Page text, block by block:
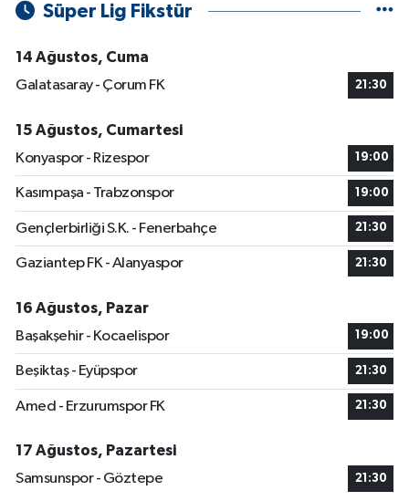
Süper Lig Fikstür
14 Ağustos, Cuma
Galatasaray - Çorum FK
21:30
15 Ağustos, Cumartesi
Konyaspor - Rizespor
19:00
Kasımpaşa - Trabzonspor 19:00
Gençlerbirliği S.K. - Fenerbahçe 21:30
Gaziantep FK - Alanyaspor 21:30
16 Ağustos, Pazar
Başakşehir - Kocaelispor
19:00
Beşiktaş - Eyüpspor 21:30
Amed - Erzurumspor FK 21:30
17 Ağustos, Pazartesi
Samsunspor - Göztepe
21:30